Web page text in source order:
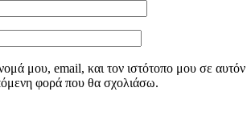
μου, email, και τον ιστότοπο μου σε αυτόν
φορά που θα σχολιάσω.